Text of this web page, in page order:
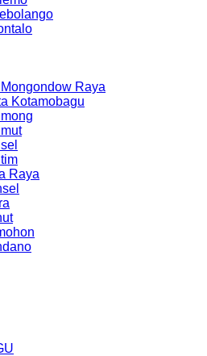
Raya
Kotamobagu
Raya